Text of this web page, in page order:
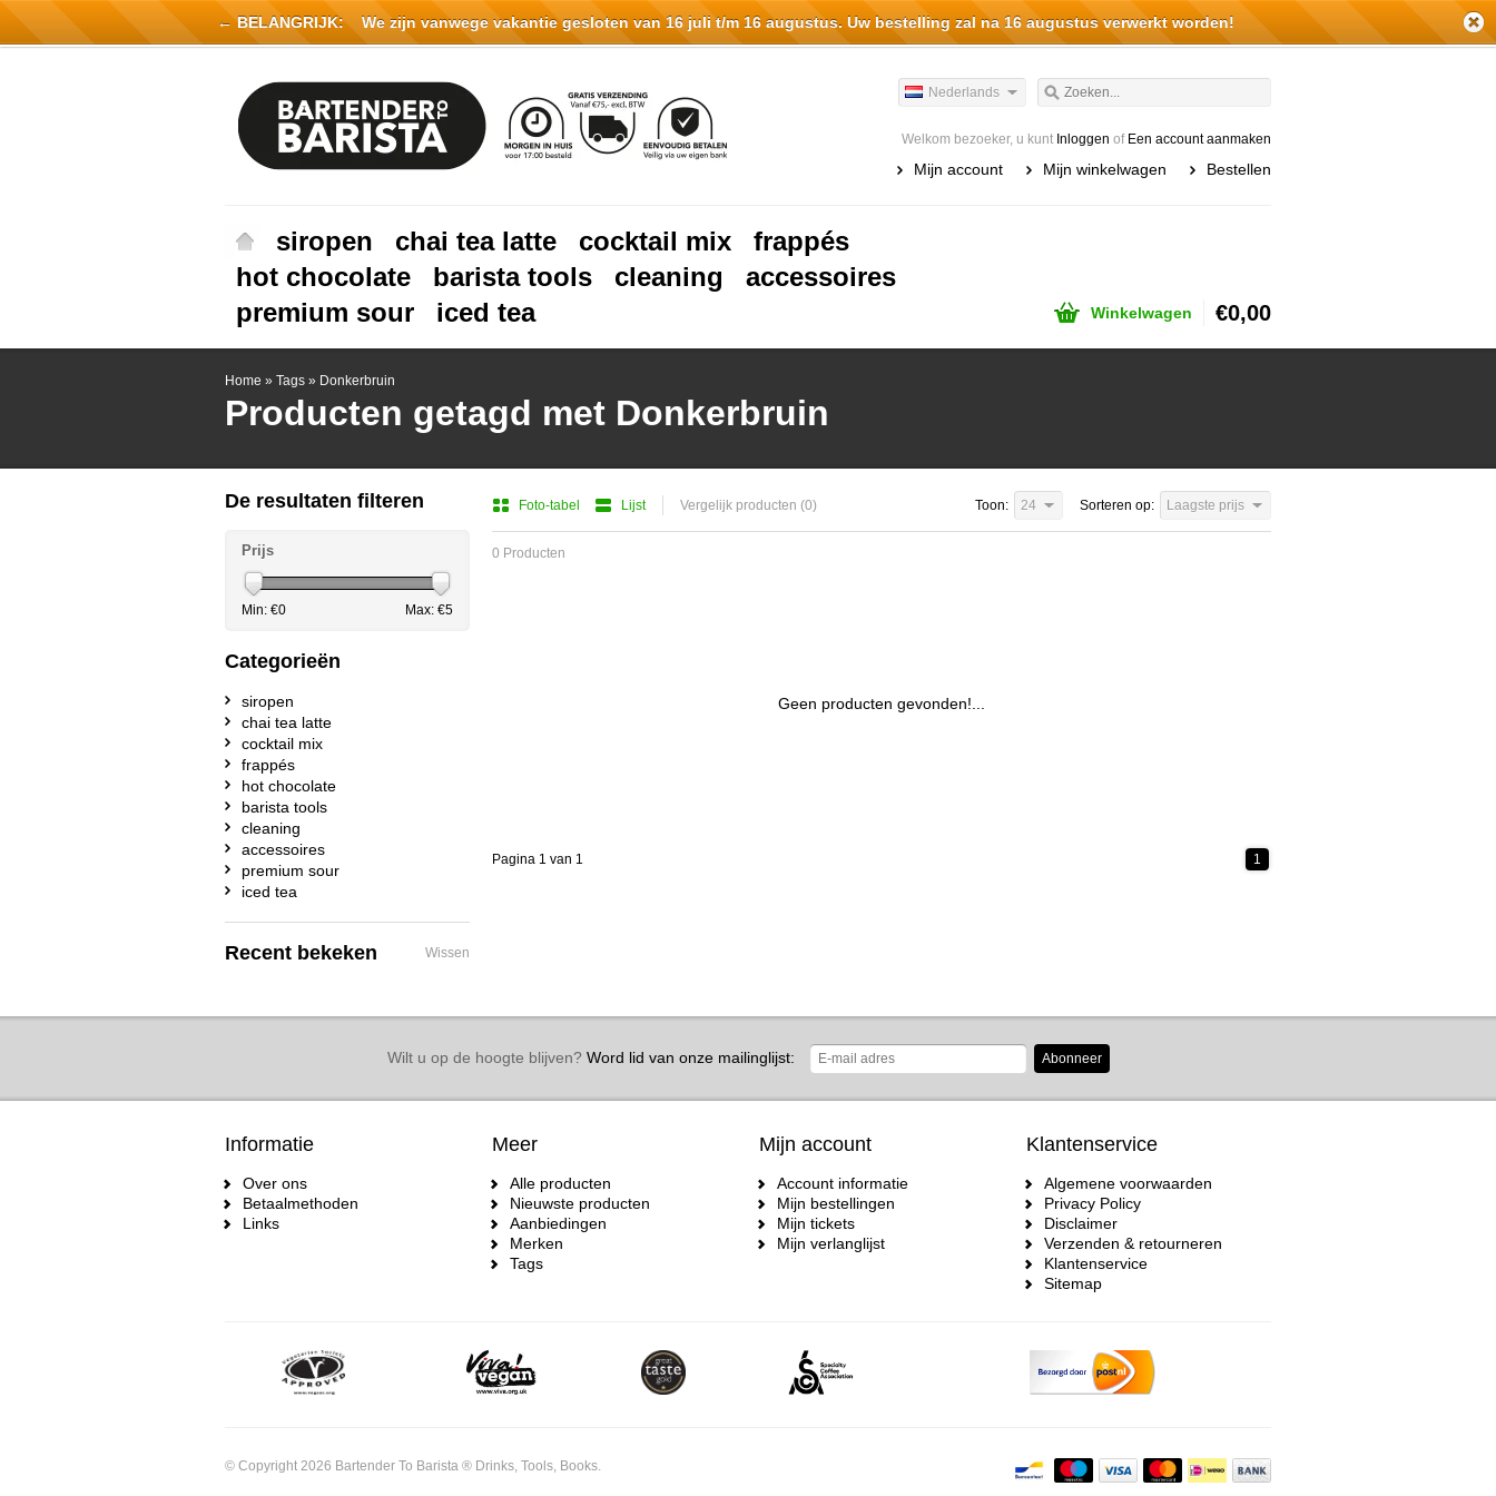
Nederlands
Welkom bezoeker, u kunt Inloggen of Een account aanmaken
Mijn account Mijn winkelwagen Bestellen
siropen chai tea latte cocktail mix
frappés
hot chocolate
barista tools cleaning
accessoires
premium sour
iced tea Winkelwagen €0,00
Home » Tags » Donkerbruin
Producten getagd met Donkerbruin
Foto-tabel Lijst Vergelijk producten (0) Sorteren op: Laagste prijs
Toon: 24
0 Producten
Geen producten gevonden!...
Pagina 1 van 1 1
De resultaten filteren
Prijs
Min: €0 Max: €5
Categorieën
siropen
chai tea latte
cocktail mix
frappés
hot chocolate
barista tools
cleaning
accessoires
premium sour
iced tea
Recent bekeken Wissen
Wilt u op de hoogte blijven?Word lid van onze mailinglijst: Abonneer
Informatie
Over ons
Betaalmethoden
Links
Meer
Alle producten
Nieuwste producten
Aanbiedingen
Merken
Tags
Mijn account
Account informatie
Mijn bestellingen
Mijn tickets
Mijn verlanglijst
Klantenservice
Algemene voorwaarden
Privacy Policy
Disclaimer
Verzenden & retourneren
Klantenservice
Sitemap
© Copyright 2026 Bartender To Barista ® Drinks, Tools, Books.
← BELANGRIJK:We zijn vanwege vakantie gesloten van 16 juli t/m 16 augustus. Uw bestelling zal na 16 augustus verwerkt worden!